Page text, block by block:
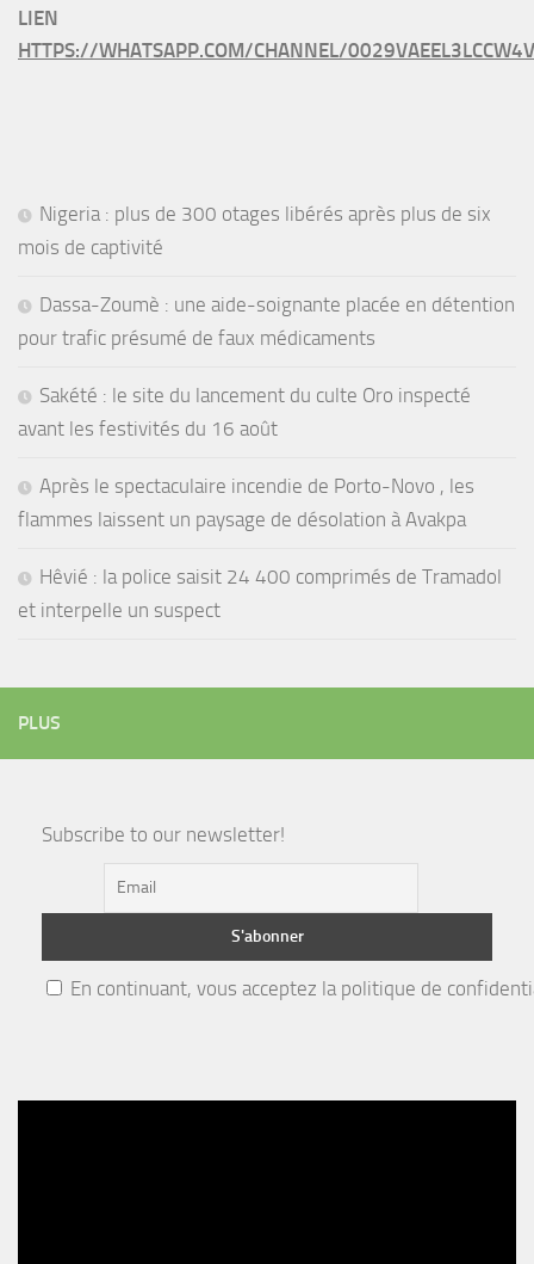
LIEN
HTTPS://WHATSAPP.COM/CHANNEL/
Nigeria : plus de 300 otages libérés après plus de six
mois de captivité
Dassa-Zoumè : une aide-soignante placée en détention
pour trafic présumé de faux médicaments
Sakété : le site du lancement du culte Oro inspecté
avant les festivités du 16 août
Après le spectaculaire incendie de Porto-Novo , les
flammes laissent un paysage de désolation à Avakpa
Hêvié : la police saisit 24 400 comprimés de Tramadol
et interpelle un suspect
PLUS
Subscribe to our newsletter!
En continuant, vous acceptez la politique de